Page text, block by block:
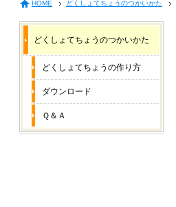
HOME どくしょてちょうのつかいかた
どくしょてちょうのつかいかた
どくしょてちょうの作り方
ダウンロード
Ｑ＆Ａ